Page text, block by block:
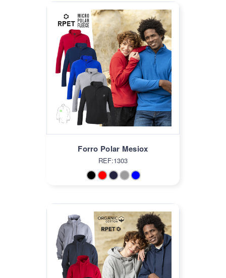
Forro Polar Mesiox
REF:1303